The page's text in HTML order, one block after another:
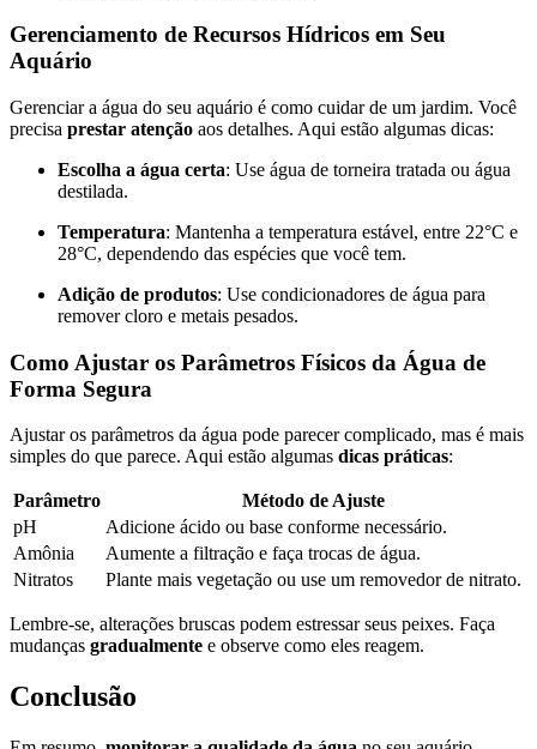
Gerenciamento de Recursos Hídricos em Seu
Aquário
Gerenciar a água do seu aquário é como cuidar de um jardim. Você
precisa prestar atenção aos detalhes. Aqui estão algumas dicas:
Escolha a água certa: Use água de torneira tratada ou água
destilada.
Temperatura: Mantenha a temperatura estável, entre 22°C e
28°C, dependendo das espécies que você tem.
Adição de produtos: Use condicionadores de água para
remover cloro e metais pesados.
Como Ajustar os Parâmetros Físicos da Água de
Forma Segura
Ajustar os parâmetros da água pode parecer complicado, mas é mais
simples do que parece. Aqui estão algumas dicas práticas:
Parâmetro
Método de Ajuste
pH
Adicione ácido ou base conforme necessário.
Amônia
Aumente a filtração e faça trocas de água.
Nitratos
Plante mais vegetação ou use um removedor de nitrato.
Lembre-se, alterações bruscas podem estressar seus peixes. Faça
mudanças gradualmente e observe como eles reagem.
Conclusão